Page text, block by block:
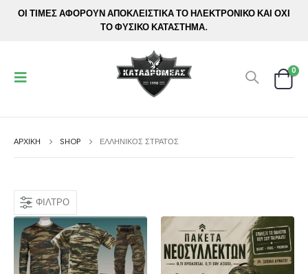
ΟΙ ΤΙΜΕΣ ΑΦΟΡΟΥΝ ΑΠΟΚΛΕΙΣΤΙΚΑ ΤΟ ΗΛΕΚΤΡΟΝΙΚΟ ΚΑΙ ΟΧΙ
ΤΟ ΦΥΣΙΚΟ ΚΑΤΑΣΤΗΜΑ.
0
ΑΡΧΙΚΉ SHOP ΕΛΛΗΝΙΚΟΣ ΣΤΡΑΤΟΣ
ΦΊΛΤΡΟ